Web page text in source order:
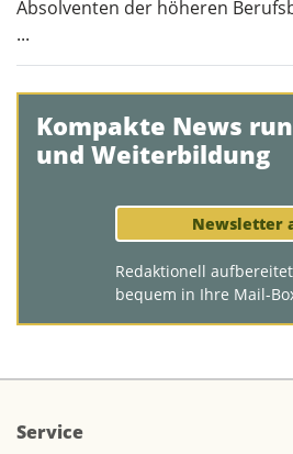
Absolventen der höheren
...
Kompakte News
und Weiterbildung
Newsletter
Redaktionell
bequem in Ihre Mail-
Service